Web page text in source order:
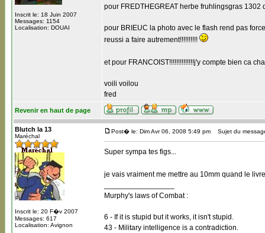
Inscrit le: 18 Juin 2007
Messages: 1154
Localisation: DOUAI
pour FREDTHEGREAT herbe fruhlingsgras 1302
pour BRIEUC la photo avec le flash rend pas
reussi a faire autrement!!!!!!!!!!
et pour FRANCOIST!!!!!!!!!!!!!!j'y compte bien ca
voili voilou
fred
Revenir en haut de page
Blutch la 13
Maréchal
Inscrit le: 20 F�v 2007
Messages: 617
Localisation: Avignon
Post� le: Dim Avr 06, 2008 5:49 pm Sujet du
Super sympa tes figs...
je vais vraiment me mettre au 10mm quand le
Murphy's laws of Combat :
6 - If it is stupid but it works, it isn't stupid.
43 - Military intelligence is a contradiction.